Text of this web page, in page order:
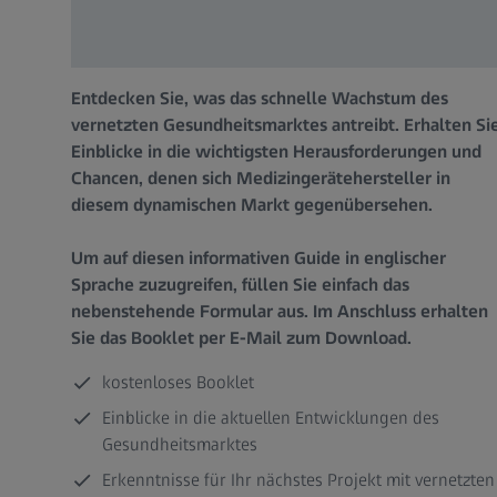
Entdecken Sie, was das schnelle Wachstum des
vernetzten Gesundheitsmarktes antreibt. Erhalten
Einblicke in die wichtigsten Herausforderungen und
Chancen, denen sich Medizingerätehersteller in
diesem dynamischen Markt gegenübersehen.
Um auf diesen informativen Guide in englischer
Sprache zuzugreifen, füllen Sie einfach das
nebenstehende Formular aus. Im Anschluss erhalten
Sie das Booklet per E-Mail zum Download.
kostenloses Booklet
Einblicke in die aktuellen Entwicklungen des
Gesundheitsmarktes
Erkenntnisse für Ihr nächstes Projekt mit vernetzten